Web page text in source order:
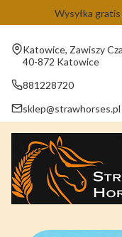
Wysyłka
Adres:
Katowice, Zawiszy
40-872 Katowice
881228720
sklep@strawhorses.pl